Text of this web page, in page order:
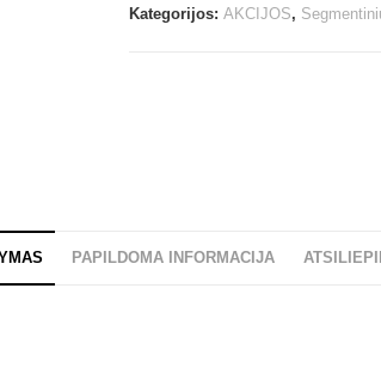
Kategorijos: AKCIJOS,
PAPILDOMA INFORMACIJA